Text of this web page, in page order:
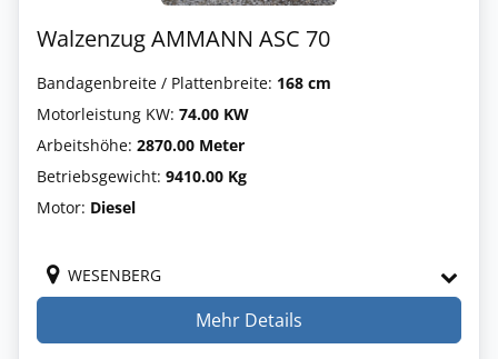
Walzenzug AMMANN ASC 70
Bandagenbreite / Plattenbreite: 168 cm
Motorleistung KW: 74.00 KW
Arbeitshöhe: 2870.00 Meter
Betriebsgewicht: 9410.00 Kg
Motor: Diesel
WESENBERG
Mehr Details